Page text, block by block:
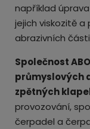
například
jejich viskozitě
abrazivních
Společnost
průmyslových
zpětných
provozování,
čerpadel a